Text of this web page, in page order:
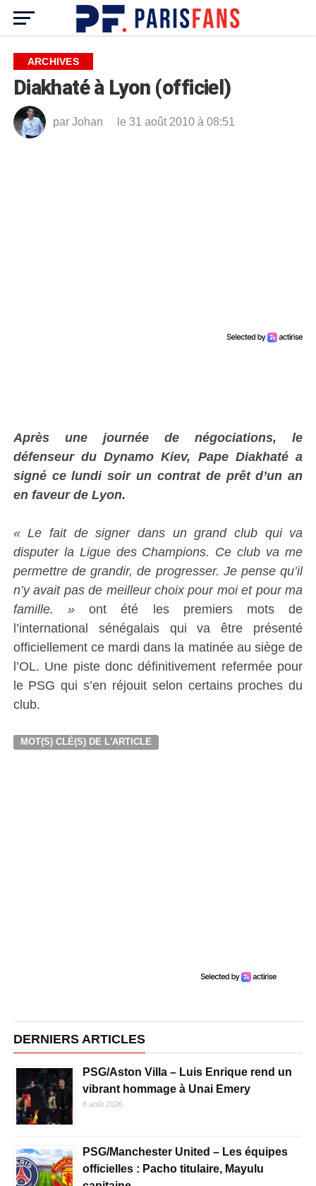
ARCHIVES
Diakhaté à Lyon (officiel)
par Johan le 31 août 2010 à 08:51
Après une journée de négociations, le
défenseur du Dynamo Kiev, Pape Diakhaté a
signé ce lundi soir un contrat de prêt d’un an
en faveur de Lyon.
« Le fait de signer dans un grand club qui va
disputer la Ligue des Champions. Ce club va me
permettre de grandir, de progresser. Je pense qu’il
n’y avait pas de meilleur choix pour moi et pour ma
famille. »ont été les premiers mots de
l’international sénégalais qui va être présenté
officiellement ce mardi dans la matinée au siège de
l’OL. Une piste donc définitivement refermée pour
le PSG qui s’en réjouit selon certains proches du
club.
MOT(S) CLÉ(S) DE L'ARTICLE
DERNIERS ARTICLES
PSG/Aston Villa – Luis Enrique rend un
vibrant hommage à Unai Emery
8 août 2026
PSG/Manchester United – Les équipes
officielles : Pacho titulaire, Mayulu